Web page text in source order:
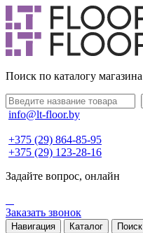
Поиск по каталогу
info@lt-floor.by
+375 (29) 864-85-95
+375 (29) 123-28-16
Задайте вопрос, онлайн
Заказать звонок
Навигация Каталог Поиск